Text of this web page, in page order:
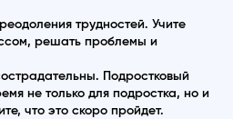
трудностей. Учите
решать проблемы и
Подростковый
не только для подростка, но и
что это скоро пройдет.